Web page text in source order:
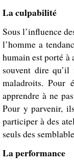
La culpabilité
Sous l’influence
l’homme a
humain est porté à
souvent dire qu’il
maladroits. Pour
apprendre à ne
Pour y parvenir,
participer à des
seuls des
La performance